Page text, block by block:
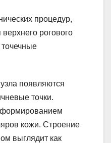
процедур,
рогового
появляются
точки.
формированием
кожи. Строение
выглядит как